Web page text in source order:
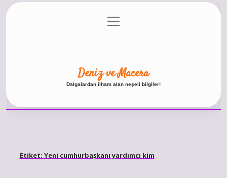
Gizlilik Politikası
menüyü
aç
Deniz ve Macera
Dalgalardan ilham alan neşeli bilgiler!
Etiket: Yeni cumhurbaşkanı yardımcı kim